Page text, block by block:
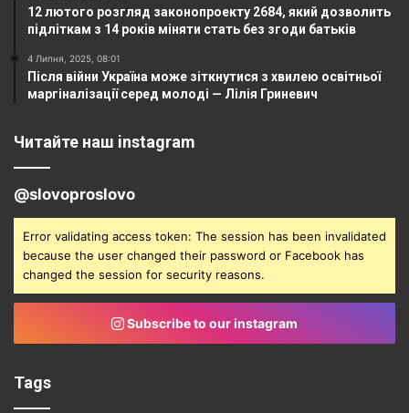
12 лютого розгляд законопроекту 2684, який дозволить
підліткам з 14 років міняти стать без згоди батьків
4 Липня, 2025, 08:01
Після війни Україна може зіткнутися з хвилею освітньої
маргіналізації серед молоді — Лілія Гриневич
Читайте наш instagram
@slovoproslovo
Error validating access token: The session has been invalidated
because the user changed their password or Facebook has
changed the session for security reasons.
Subscribe to our instagram
Tags